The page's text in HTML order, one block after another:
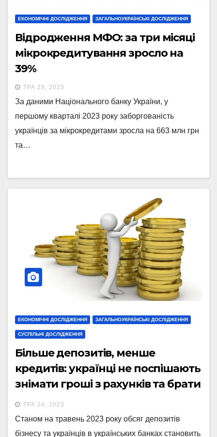
ЕКОНОМІЧНІ ДОСЛІДЖЕННЯ ЗАГАЛЬНОУКРАЇНСЬКІ ДОСЛІДЖЕННЯ
Відродження МФО: за три місяці
мікрокредитування зросло на
39%
ТРА 29, 2023
За даними Національного банку України, у
першому кварталі 2023 року заборгованість
українців за мікрокредитами зросла на 663 млн грн
та…
ЕКОНОМІЧНІ ДОСЛІДЖЕННЯ ЗАГАЛЬНОУКРАЇНСЬКІ ДОСЛІДЖЕННЯ
СУСПІЛЬНІ ДОСЛІДЖЕННЯ
Більше депозитів, менше
кредитів: українці не поспішають
знімати гроші з рахунків та брати
позики
ТРА 24, 2023
Станом на травень 2023 року обсяг депозитів
бізнесу та українців в українських банках становить